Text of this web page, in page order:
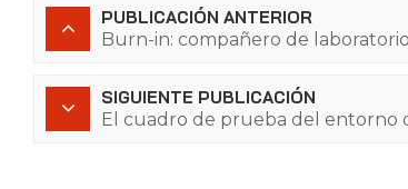
PUBLICACIÓN ANTERIOR
Burn-in: compañero de laboratorio
SIGUIENTE PUBLICACIÓN
El cuadro de prueba del entorno